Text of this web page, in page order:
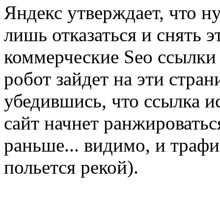
Яндекс утверждает, что
лишь отказаться и снять
коммерческие Seo ссылки
робот зайдет на эти
убедившись, что ссылка
сайт начнет
раньше... видимо, и
польется рекой).